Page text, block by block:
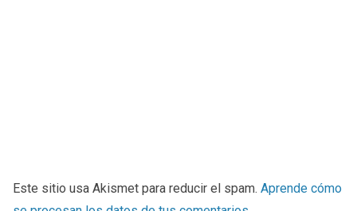
Este sitio usa Akismet para reducir el spam. Aprende cómo